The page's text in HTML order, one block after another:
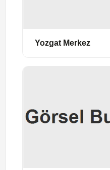
Yozgat Merkez